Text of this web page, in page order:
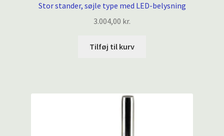
Stor stander, søjle type med LED-belysning
3.004,00 kr.
Tilføj til kurv